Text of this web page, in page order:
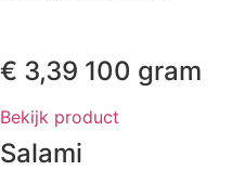
€ 3,39 100 gram
Bekijk product
Salami